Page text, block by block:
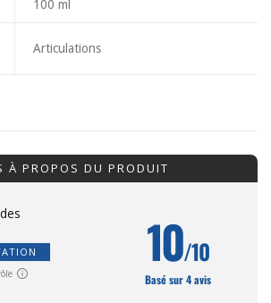
100 ml
Articulations
À PROPOS DU PRODUIT
10/10
Basé sur 4 avis